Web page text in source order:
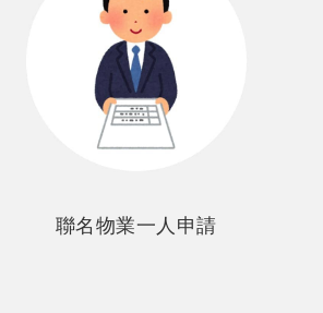
聯名物業一人申請